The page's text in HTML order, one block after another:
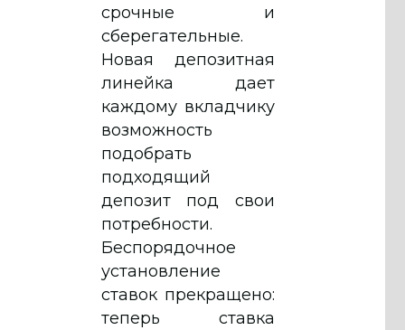
срочные и
сберегательные.
Новая депозитная
линейка дает
каждому вкладчику
возможность
подобрать
подходящий
депозит под свои
потребности.
Беспорядочное
установление
ставок прекращено:
теперь ставка